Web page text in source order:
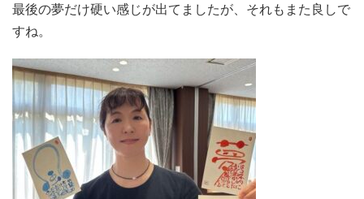
最後の夢だけ硬い感じが出てましたが、それもまた良しで
すね。